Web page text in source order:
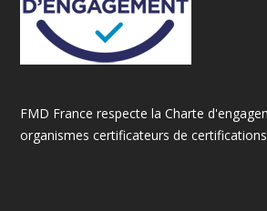
FMD France respecte la Charte
organismes certificateurs de